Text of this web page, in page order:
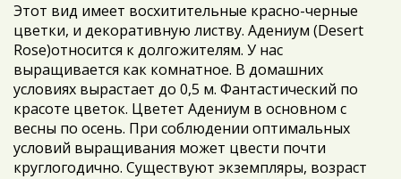
Этот вид имеет восхитительные красно-черные
цветки, и декоративную листву. Адениум (Desert
Rose)относится к долгожителям. У нас
выращивается как комнатное. В домашних
условиях вырастает до 0,5 м. Фантастический по
красоте цветок. Цветет Адениум в основном с
весны по осень. При соблюдении оптимальных
условий выращивания может цвести почти
круглогодично. Существуют экземпляры, возраст